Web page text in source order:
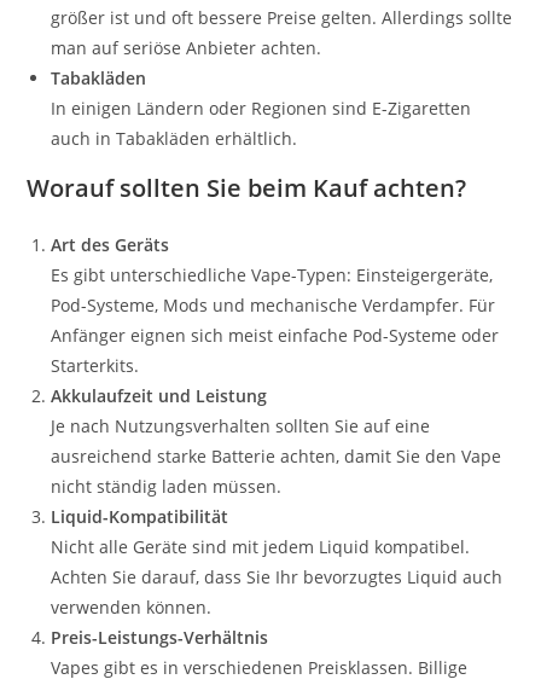
größer ist und oft bessere Preise gelten. Allerdings sollte
man auf seriöse Anbieter achten.
Tabakläden
In einigen Ländern oder Regionen sind E-Zigaretten
auch in Tabakläden erhältlich.
Worauf sollten Sie beim Kauf achten?
Art des Geräts
Es gibt unterschiedliche Vape-Typen: Einsteigergeräte,
Pod-Systeme, Mods und mechanische Verdampfer. Für
Anfänger eignen sich meist einfache Pod-Systeme oder
Starterkits.
Akkulaufzeit und Leistung
Je nach Nutzungsverhalten sollten Sie auf eine
ausreichend starke Batterie achten, damit Sie den Vape
nicht ständig laden müssen.
Liquid-Kompatibilität
Nicht alle Geräte sind mit jedem Liquid kompatibel.
Achten Sie darauf, dass Sie Ihr bevorzugtes Liquid auch
verwenden können.
Preis-Leistungs-Verhältnis
Vapes gibt es in verschiedenen Preisklassen. Billige